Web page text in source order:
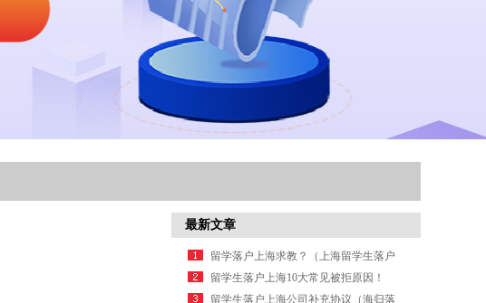
最新文章
留学落户上海求教？（上海留学生落户
政策2026）
留学生落户上海10大常见被拒原因！
（上海留学生落户政策2026）
留学生落户上海公司补充协议（海归落